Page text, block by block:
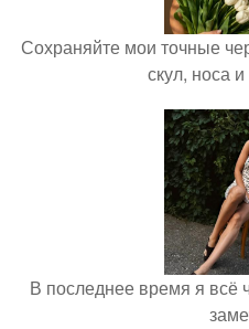
Сохраняйте мои точные
скул, носа и
В последнее время я всё